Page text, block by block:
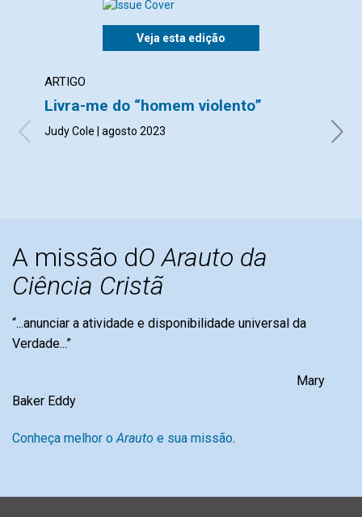
Veja esta edição
ARTIGO
Livra-me do “homem violento”
Judy Cole | agosto 2023
A missão dO Arauto da
Ciência Cristã
“...anunciar a atividade e disponibilidade universal da
Verdade...”
Mary
Baker Eddy
Conheça melhor o Arauto e sua missão.